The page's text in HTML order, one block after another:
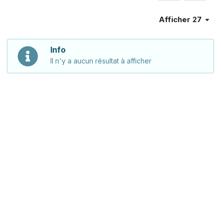
Afficher 27
Info
Il n'y a aucun résultat à afficher